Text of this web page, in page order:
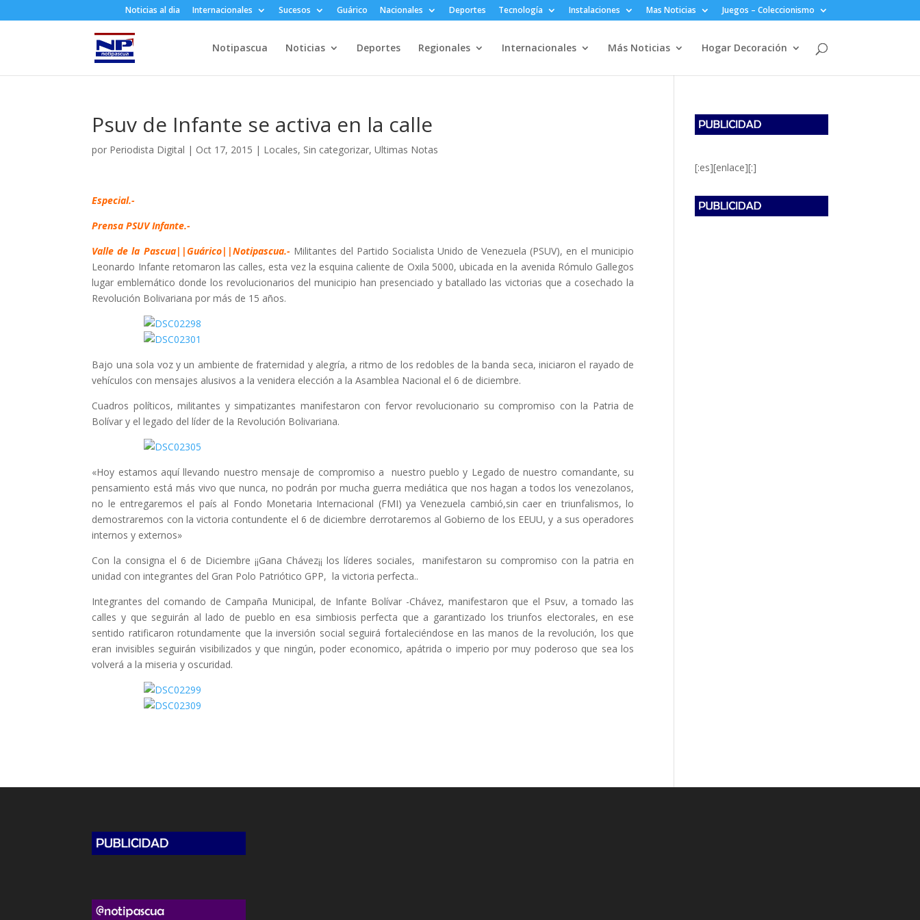
Noticias al dia Internacionales Sucesos Guárico Nacionales Deportes Tecnología Instalaciones Mas Noticias Juegos – Coleccionismo
Notipascua Noticias Deportes Regionales Internacionales Más Noticias Hogar Decoración
Psuv de Infante se activa en la calle
por Periodista Digital | Oct 17, 2015 | Locales, Sin categorizar,Ultimas Notas
Especial.-
Prensa PSUV Infante.-
Valle de la Pascua||Guárico||Notipascua.- Militantes del Partido Socialista Unido de Venezuela (PSUV), en el municipio
Leonardo Infante retomaron las calles, esta vez la esquina caliente de Oxila 5000, ubicada en la avenida Rómulo Gallegos
lugar emblemático donde los revolucionarios del municipio han presenciado y batallado las victorias que a cosechado la
Revolución Bolivariana por más de 15 años.
Bajo una sola voz y un ambiente de fraternidad y alegría, a ritmo de los redobles de la banda seca, iniciaron el rayado de
vehículos con mensajes alusivos a la venidera elección a la Asamblea Nacional el 6 de diciembre.
Cuadros políticos, militantes y simpatizantes manifestaron con fervor revolucionario su compromiso con la Patria de
Bolívar y el legado del líder de la Revolución Bolivariana.
«Hoy estamos aquí llevando nuestro mensaje de compromiso a nuestro pueblo y Legado de nuestro comandante, su
pensamiento está más vivo que nunca, no podrán por mucha guerra mediática que nos hagan a todos los venezolanos,
no le entregaremos el país al Fondo Monetaria Internacional (FMI) ya Venezuela cambió,sin caer en triunfalismos, lo
demostraremos con la victoria contundente el 6 de diciembre derrotaremos al Gobierno de los EEUU, y a sus operadores
internos y externos»
Con la consigna el 6 de Diciembre ¡¡Gana Chávez¡¡ los líderes sociales, manifestaron su compromiso con la patria en
unidad con integrantes del Gran Polo Patriótico GPP, la victoria perfecta..
Integrantes del comando de Campaña Municipal, de Infante Bolívar -Chávez, manifestaron que el Psuv, a tomado las
calles y que seguirán al lado de pueblo en esa simbiosis perfecta que a garantizado los triunfos electorales, en ese
sentido ratificaron rotundamente que la inversión social seguirá fortaleciéndose en las manos de la revolución, los que
eran invisibles seguirán visibilizados y que ningún, poder economico, apátrida o imperio por muy poderoso que sea los
volverá a la miseria y oscuridad.
[:es][enlace][:]